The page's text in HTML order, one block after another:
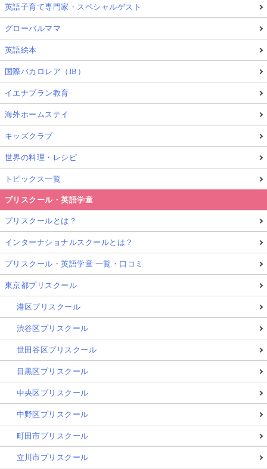
英語子育て専門家・スペシャルゲスト
グローバルママ
英語絵本
国際バカロレア（IB）
イエナプラン教育
海外ホームステイ
キッズクラブ
世界の料理・レシピ
トピックス一覧
プリスクール・英語学童
プリスクールとは？
インターナショナルスクールとは？
プリスクール・英語学童 一覧・口コミ
東京都プリスクール
港区プリスクール
渋谷区プリスクール
世田谷区プリスクール
目黒区プリスクール
中央区プリスクール
中野区プリスクール
町田市プリスクール
立川市プリスクール